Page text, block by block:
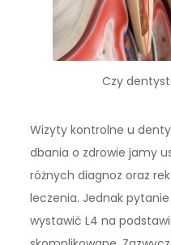
Czy
Wizyty kontrolne u
dbania o zdrowie jamy
różnych diagnoz oraz
leczenia. Jednak
wystawić L4 na